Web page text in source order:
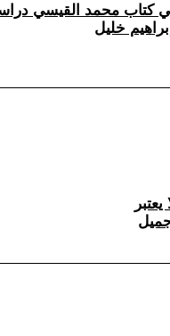
في كتاب محمد القيسي
خليل